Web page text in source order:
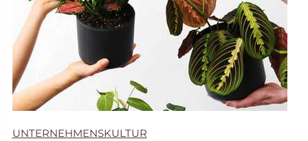
UNTERNEHMENSKULTUR